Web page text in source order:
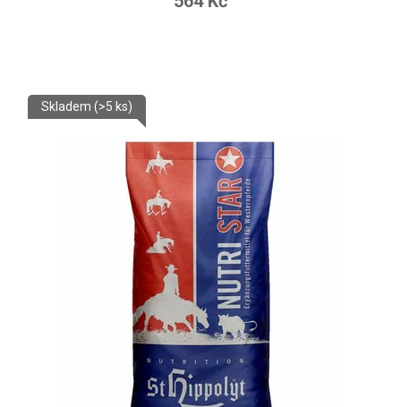
Skladem (>5 ks)